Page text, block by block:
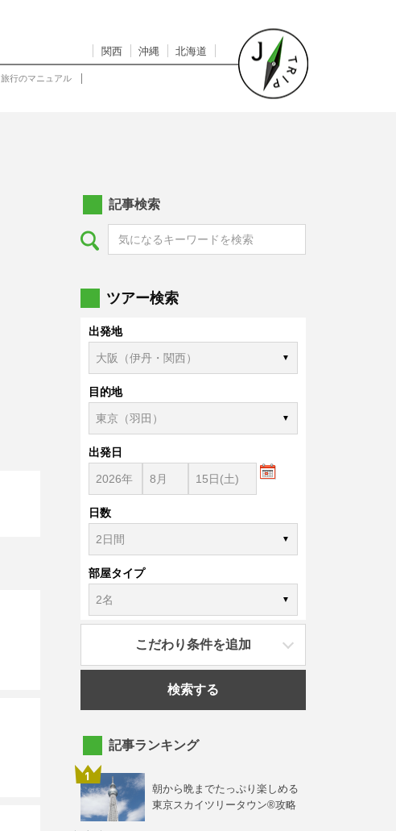
関西 沖縄 北海道
旅行のマニュアル
記事検索
ツアー検索
出発地
目的地
出発日
日数
部屋タイプ
こだわり条件を追加
検索する
記事ランキング
朝から晩までたっぷり楽しめる
東京スカイツリータウン®攻略